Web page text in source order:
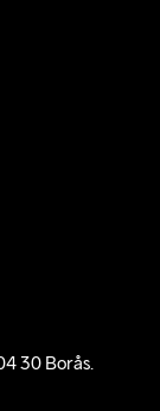
30 Borås.